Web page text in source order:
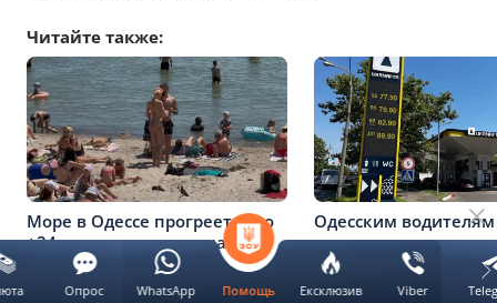
Читайте также:
Море в Одессе прогреется до
+24: прогноз погоды на
завтра
Одесским водителям
приготовиться:
августа
Помощь Ексклюзив Viber
Опрос WhatsApp